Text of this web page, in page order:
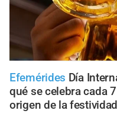
Efemérides Día
qué se celebra cada
origen de la festividad